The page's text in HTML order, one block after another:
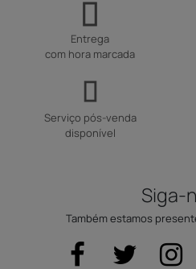
Entrega
com hora marcada
Serviço pós-venda
disponível
Siga-
Também estamos